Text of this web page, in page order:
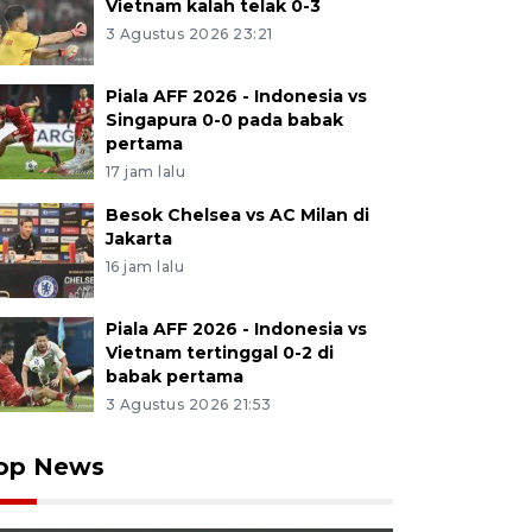
Vietnam kalah telak 0-3
3 Agustus 2026 23:21
Piala AFF 2026 - Indonesia vs
Singapura 0-0 pada babak
pertama
17 jam lalu
Besok Chelsea vs AC Milan di
Jakarta
16 jam lalu
Piala AFF 2026 - Indonesia vs
Vietnam tertinggal 0-2 di
babak pertama
3 Agustus 2026 21:53
News